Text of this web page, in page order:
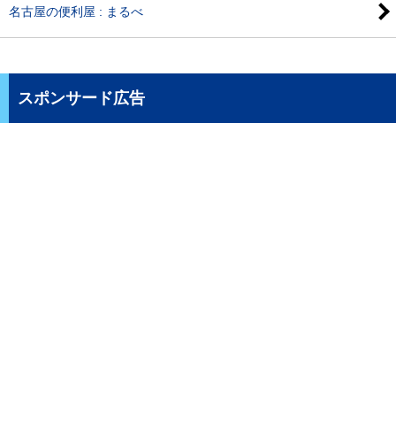
名古屋の便利屋 : まるべ
スポンサード広告